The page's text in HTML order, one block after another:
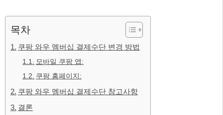
목차
쿠팡 와우 멤버십 결제수단 변경 방법
모바일 쿠팡 앱:
쿠팡 홈페이지:
쿠팡 와우 멤버십 결제수단 참고사항
결론